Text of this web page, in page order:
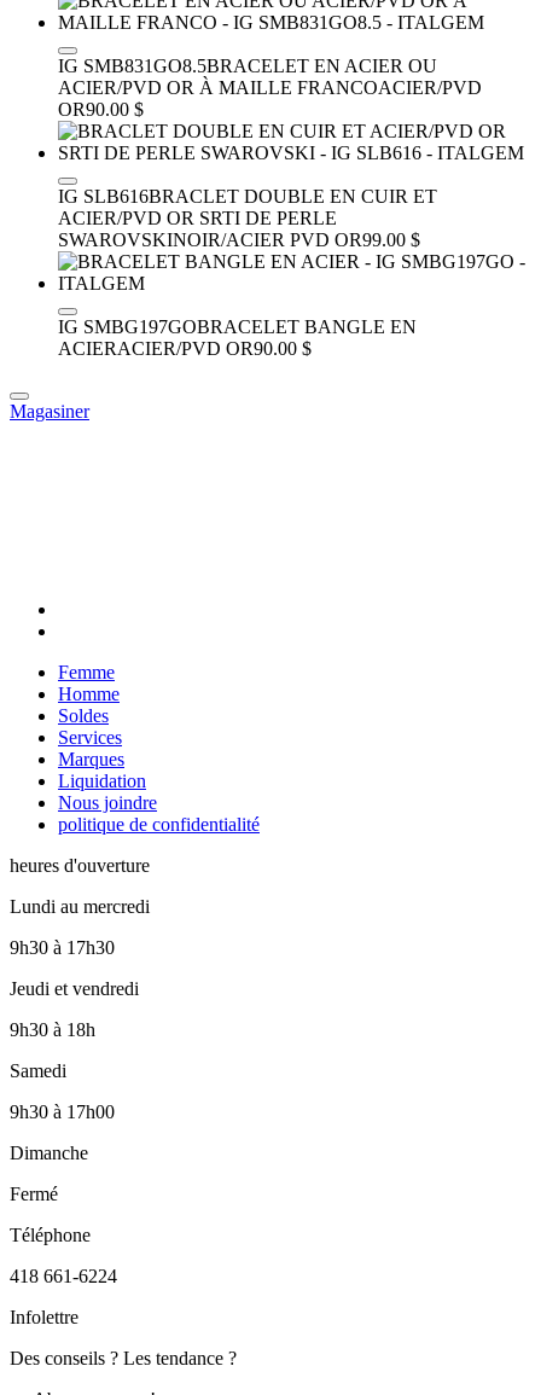
IG SMB831GO8.5BRACELET EN ACIER OU
ACIER/PVD OR À MAILLE FRANCOACIER/PVD
OR90.00 $
IG SLB616BRACLET DOUBLE EN CUIR ET
ACIER/PVD OR SRTI DE PERLE
SWAROVSKINOIR/ACIER PVD OR99.00 $
IG SMBG197GOBRACELET BANGLE EN
ACIERACIER/PVD OR90.00 $
Magasiner
Femme
Homme
Soldes
Services
Marques
Liquidation
Nous joindre
politique de confidentialité
heures d'ouverture
Lundi au mercredi
9h30 à 17h30
Jeudi et vendredi
9h30 à 18h
Samedi
9h30 à 17h00
Dimanche
Fermé
Téléphone
418 661-6224
Infolettre
Des conseils ? Les tendance ?